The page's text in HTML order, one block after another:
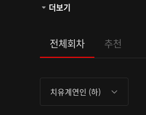
관람등급:
더보기
전체회차 추천
치유계연인 (하)